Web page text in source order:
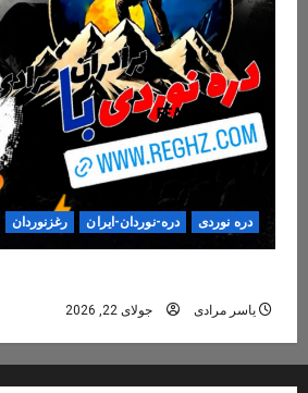
دره نوردی دره-نوردان-ایران رغزنوردان
یاسر مرادی جولای 22, 2026